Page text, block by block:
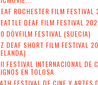
ROCHESTER FILM
DEAF FILM FESTIVAL
DÖVFILM FESTIVAL (SUECIA)
DEAF SHORT FILM FESTIVAL
FESTIVAL INTERNACIONAL DE
EN TOLOSA
FESTIVAL DE CINE Y ARTES